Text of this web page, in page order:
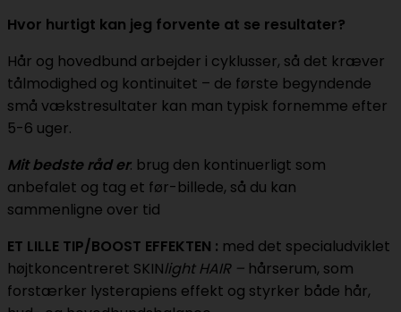
Hvor hurtigt kan jeg forvente at se resultater?
Hår og hovedbund arbejder i cyklusser, så det kræver
tålmodighed og kontinuitet – de første begyndende
små vækstresultater kan man typisk fornemme efter
5-6 uger.
Mit bedste råd er: brug den kontinuerligt som
anbefalet og tag et før-billede, så du kan
sammenligne over tid
ET LILLE TIP/BOOST EFFEKTEN : med det specialudviklet
højtkoncentreret SKINlight HAIR – hårserum, som
forstærker lysterapiens effekt og styrker både hår,